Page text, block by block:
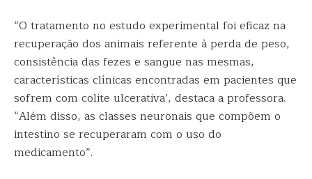
“O tratamento no estudo experimental foi eficaz na
recuperação dos animais referente à perda de peso,
consistência das fezes e sangue nas mesmas,
características clínicas encontradas em pacientes que
sofrem com colite ulcerativa’, destaca a professora.
“Além disso, as classes neuronais que compõem o
intestino se recuperaram com o uso do
medicamento”.